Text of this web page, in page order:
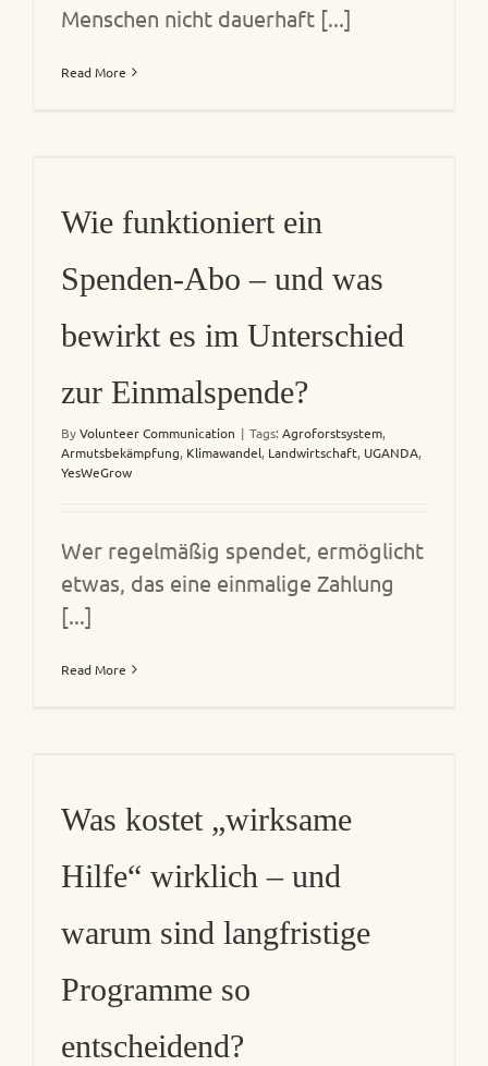
Menschen nicht dauerhaft [...]
Read More
Wie funktioniert ein
Spenden-Abo – und was
bewirkt es im Unterschied
zur Einmalspende?
ByVolunteer Communication | Tags: Agroforstsystem,
Armutsbekämpfung, Klimawandel, Landwirtschaft, UGANDA,
YesWeGrow
Wer regelmäßig spendet, ermöglicht
etwas, das eine einmalige Zahlung
[...]
Read More
Was kostet „wirksame
Hilfe“ wirklich – und
warum sind langfristige
Programme so
entscheidend?